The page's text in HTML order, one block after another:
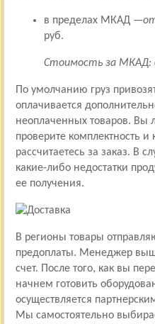
в пределах МКАД —
руб.
Стоимость за МКАД:
По умолчанию груз
оплачивается
неоплаченных товаров. Вы
проверите комплектность и
рассчитаетесь за заказ. В
какие-либо недостатки
ее получения.
В регионы товары
предоплаты. Менеджер
счет. После того, как вы
начнем готовить
осуществляется
Мы самостоятельно